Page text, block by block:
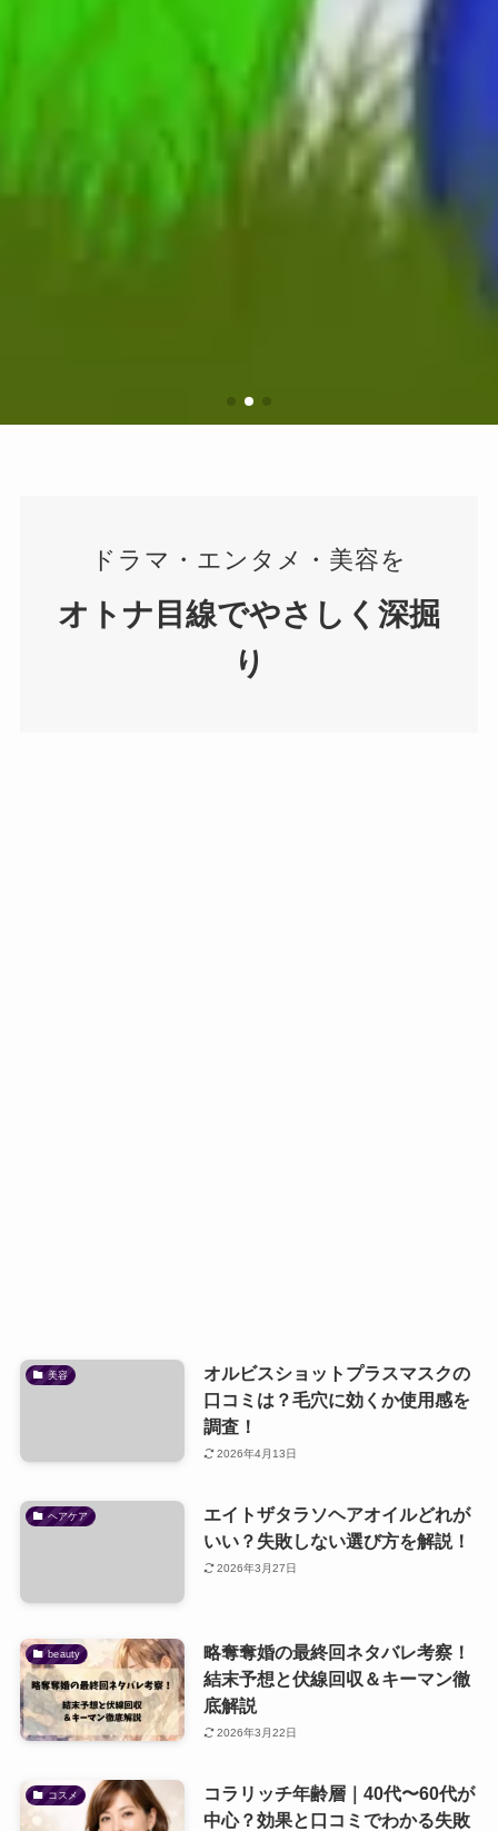
ドラマ・エンタメ・美容を
オトナ目線でやさしく深掘
り
美容
オルビスショットプラスマスクの
口コミは？毛穴に効くか使用感を
調査！
2026年4月13日
ヘアケア
エイトザタラソヘアオイルどれが
いい？失敗しない選び方を解説！
2026年3月27日
beauty
略奪奪婚の最終回ネタバレ考察！
結末予想と伏線回収＆キーマン徹
底解説
2026年3月22日
コスメ
コラリッチ年齢層｜40代〜60代が
中心？効果と口コミでわかる失敗